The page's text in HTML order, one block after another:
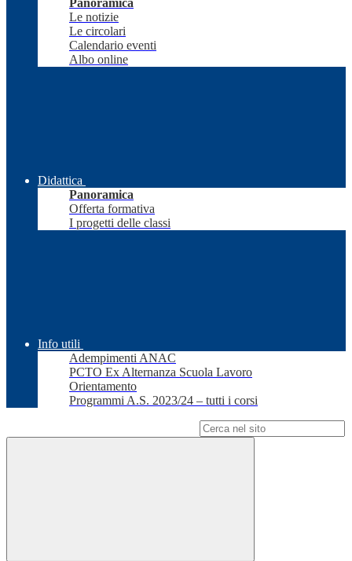
Panoramica
Le notizie
Le circolari
Calendario eventi
Albo online
Didattica
Panoramica
Offerta formativa
I progetti delle classi
Info utili
Adempimenti ANAC
PCTO Ex Alternanza Scuola Lavoro
Orientamento
Programmi A.S. 2023/24 – tutti i corsi